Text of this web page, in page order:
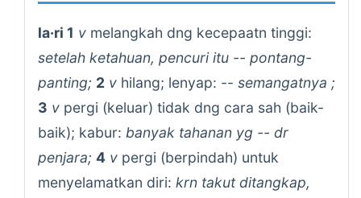
la·ri 1 v melangkah dng kecepaatn tinggi:
setelah ketahuan, pencuri itu -- pontang-
panting; 2 v hilang; lenyap: -- semangatnya ;
3 v pergi (keluar) tidak dng cara sah (baik-
baik); kabur: banyak tahanan yg -- dr
penjara; 4 v pergi (berpindah) untuk
menyelamatkan diri: krn takut ditangkap,